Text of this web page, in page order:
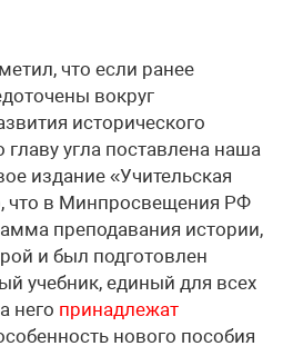
что если ранее
вокруг
исторического
главу угла поставлена наша
издание «Учительская
что в Минпросвещения РФ
преподавания истории,
и был подготовлен
учебник, единый для всех
него принадлежат
нового пособия